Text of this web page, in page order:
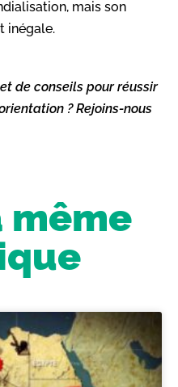
mais son
inégale.
de conseils pour réussir
? Rejoins-nous
même